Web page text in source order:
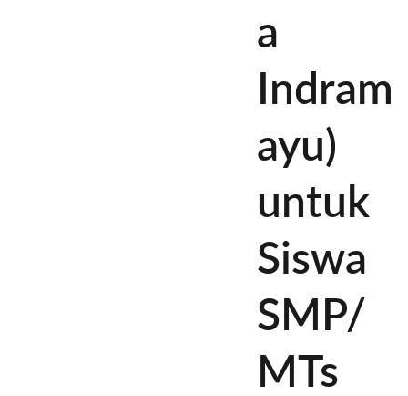
a
Indram
ayu)
untuk
Siswa
SMP/
MTs